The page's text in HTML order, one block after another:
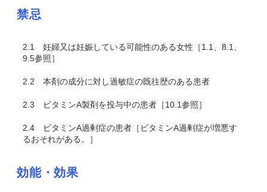
禁忌
2.1
妊婦又は妊娠している可能性のある女性［1.1、8.1、
9.5参照］
2.2 本剤の成分に対し過敏症の既往歴のある患者
2.3 ビタミンA製剤を投与中の患者［10.1参照］
2.4 ビタミンA過剰症の患者［ビタミンA過剰症が増悪す
るおそれがある。］
効能・効果